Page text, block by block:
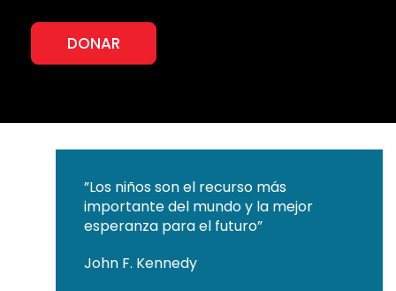
DONAR
”Los niños son el recurso más
importante del mundo y la mejor
esperanza para el futuro”
John F. Kennedy